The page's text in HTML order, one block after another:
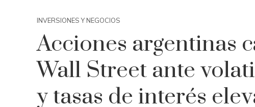
INVERSIONES Y NEGOCIOS
Acciones argentinas
Wall Street ante
y tasas de interés